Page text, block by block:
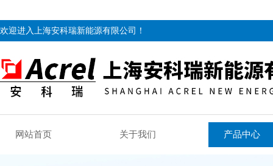
欢迎进入上海安科瑞新能源有限公司！
网站首页 关于我们 产品中心